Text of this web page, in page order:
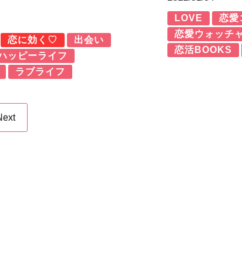
恋に効く♡
出会い
ッピーライフ
ラブライフ
LOVE 恋愛
恋愛ウォッチ
恋活BOOKS